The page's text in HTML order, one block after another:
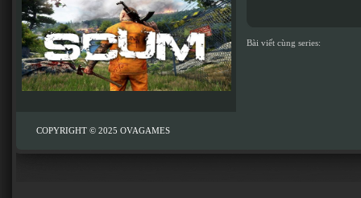
Bài viết cùng series:
COPYRIGHT © 2025 OVAGAMES